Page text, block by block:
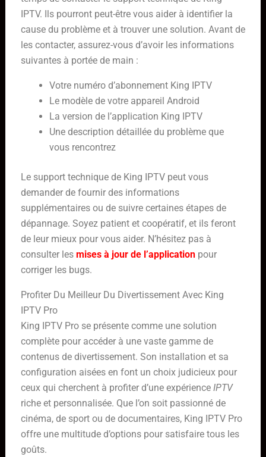
IPTV. Ils pourront peut-être vous aider à identifier la
cause du problème et à trouver une solution. Avant de
les contacter, assurez-vous d’avoir les informations
suivantes à portée de main :
Votre numéro d’abonnement King IPTV
Le modèle de votre appareil Android
La version de l’application King IPTV
Une description détaillée du problème que
vous rencontrez
Le support technique de King IPTV peut vous
demander de fournir des informations
supplémentaires ou de suivre certaines étapes de
dépannage. Soyez patient et coopératif, et ils feront
de leur mieux pour vous aider. N’hésitez pas à
consulter les mises à jour de l’application pour
corriger les bugs.
Profiter Du Meilleur Du Divertissement Avec King
IPTV Pro
King IPTV Pro se présente comme une solution
complète pour accéder à une vaste gamme de
contenus de divertissement. Son installation et sa
configuration aisées en font un choix judicieux pour
ceux qui cherchent à profiter d’une expérience IPTV
riche et personnalisée. Que l’on soit passionné de
cinéma, de sport ou de documentaires, King IPTV Pro
offre une multitude d’options pour satisfaire tous les
goûts.